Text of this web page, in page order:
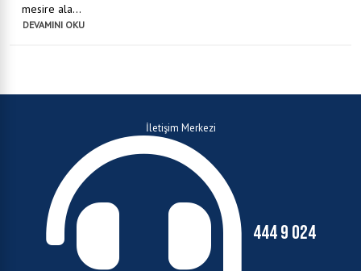
mesire ala...
DEVAMINI OKU
İletişim Merkezi
444 9 024